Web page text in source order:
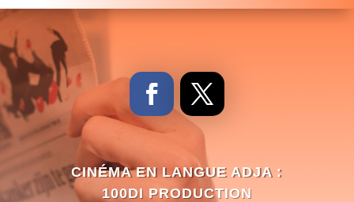
CINÉMA EN LANGUE ADJA :
100DI PRODUCTION